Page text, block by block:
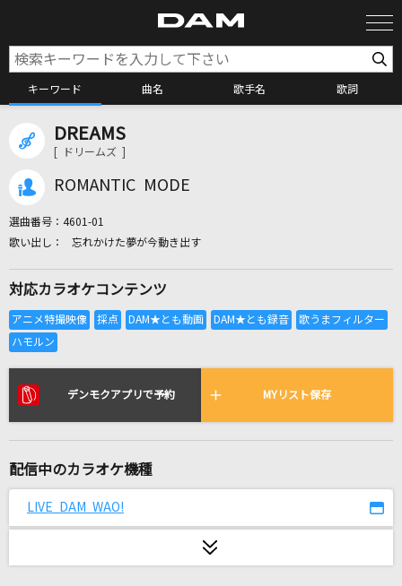
キーワード 曲名 歌手名 歌詞
全国りれき
リアルタイムで歌われている曲の一覧
[生音]小さな恋のうた
君の恋人になったら
back number
ASIAN KUNG-FU GENERATION
DREAMS
[ ドリームズ ]
ROMANTIC MODE
選曲番号： 4601-01
忘れかけた夢が今動き出す
対応カラオケコンテンツ
デンモクアプリで予約 MYリスト保存
配信中のカラオケ機種
LIVE DAM WAO!